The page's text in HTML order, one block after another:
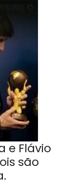
e Flávio
são